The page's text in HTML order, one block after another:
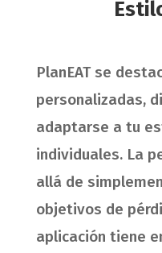
PlanEAT se
personalizadas,
adaptarse a tu
individuales. La
allá de
objetivos de
aplicación tiene